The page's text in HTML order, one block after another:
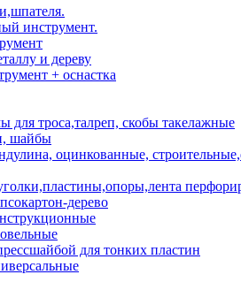
инструмент.
и дереву
+ оснастка
для троса,талреп, скобы такелажные
шайбы
оцинкованные,
дерево
для тонких пластин